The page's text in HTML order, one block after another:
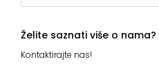
Želite saznati više o nama?
Kontaktirajte nas!